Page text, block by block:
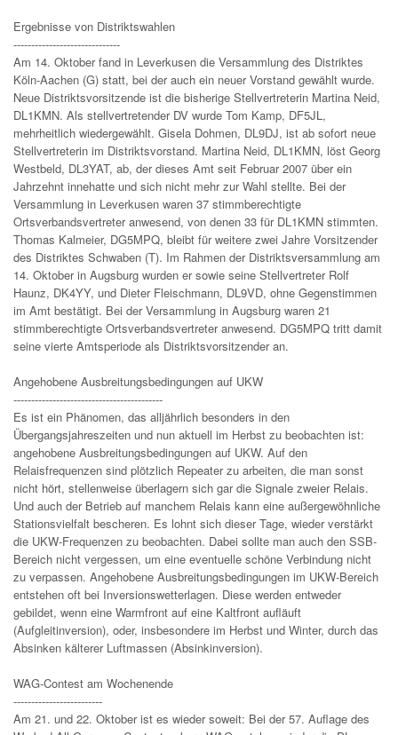
Ergebnisse von Distriktswahlen
------------------------------
Am 14. Oktober fand in Leverkusen die Versammlung des Distriktes
Köln-Aachen (G) statt, bei der auch ein neuer Vorstand gewählt wurde.
Neue Distriktsvorsitzende ist die bisherige Stellvertreterin Martina Neid,
DL1KMN. Als stellvertretender DV wurde Tom Kamp, DF5JL,
mehrheitlich wiedergewählt. Gisela Dohmen, DL9DJ, ist ab sofort neue
Stellvertreterin im Distriktsvorstand. Martina Neid, DL1KMN, löst Georg
Westbeld, DL3YAT, ab, der dieses Amt seit Februar 2007 über ein
Jahrzehnt innehatte und sich nicht mehr zur Wahl stellte. Bei der
Versammlung in Leverkusen waren 37 stimmberechtigte
Ortsverbandsvertreter anwesend, von denen 33 für DL1KMN stimmten.
Thomas Kalmeier, DG5MPQ, bleibt für weitere zwei Jahre Vorsitzender
des Distriktes Schwaben (T). Im Rahmen der Distriktsversammlung am
14. Oktober in Augsburg wurden er sowie seine Stellvertreter Rolf
Haunz, DK4YY, und Dieter Fleischmann, DL9VD, ohne Gegenstimmen
im Amt bestätigt. Bei der Versammlung in Augsburg waren 21
stimmberechtigte Ortsverbandsvertreter anwesend. DG5MPQ tritt damit
seine vierte Amtsperiode als Distriktsvorsitzender an.
Angehobene Ausbreitungsbedingungen auf UKW
------------------------------------------
Es ist ein Phänomen, das alljährlich besonders in den
Übergangsjahreszeiten und nun aktuell im Herbst zu beobachten ist:
angehobene Ausbreitungsbedingungen auf UKW. Auf den
Relaisfrequenzen sind plötzlich Repeater zu arbeiten, die man sonst
nicht hört, stellenweise überlagern sich gar die Signale zweier Relais.
Und auch der Betrieb auf manchem Relais kann eine außergewöhnliche
Stationsvielfalt bescheren. Es lohnt sich dieser Tage, wieder verstärkt
die UKW-Frequenzen zu beobachten. Dabei sollte man auch den SSB-
Bereich nicht vergessen, um eine eventuelle schöne Verbindung nicht
zu verpassen. Angehobene Ausbreitungsbedingungen im UKW-Bereich
entstehen oft bei Inversionswetterlagen. Diese werden entweder
gebildet, wenn eine Warmfront auf eine Kaltfront aufläuft
(Aufgleitinversion), oder, insbesondere im Herbst und Winter, durch das
Absinken kälterer Luftmassen (Absinkinversion).
WAG-Contest am Wochenende
-------------------------
Am 21. und 22. Oktober ist es wieder soweit: Bei der 57. Auflage des